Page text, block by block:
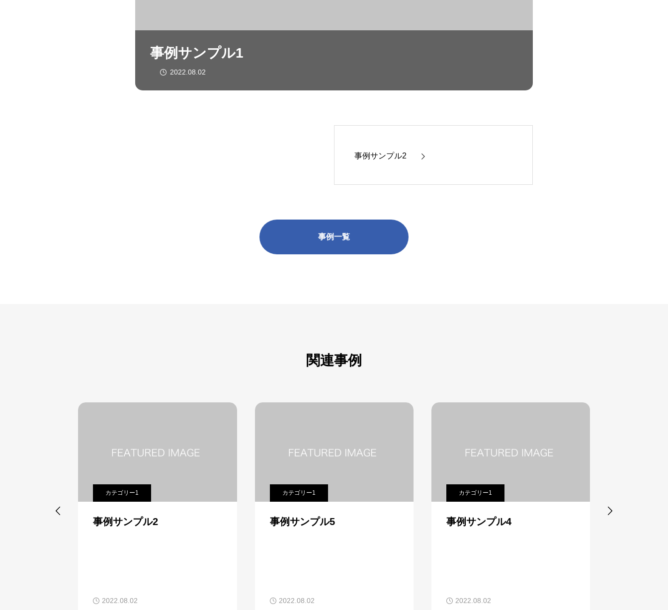
事例サンプル1
2022.08.02
事例サンプル2
事例一覧
関連事例
カテゴリー1
事例サンプル2
2022.08.02
カテゴリー1
事例サンプル5
2022.08.02
カテゴリー1
事例サンプル4
2022.08.02
 